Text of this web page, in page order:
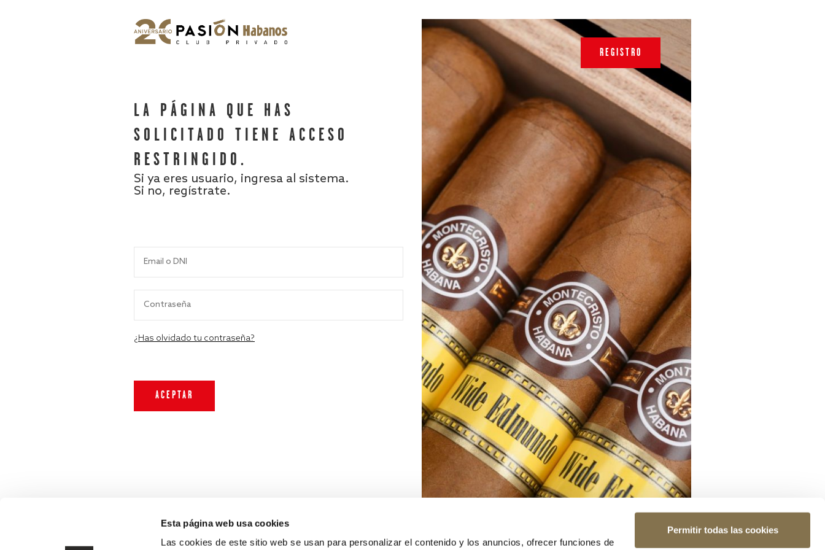
Esta página web usa cookies
Las cookies de este sitio web se usan para personalizar el contenido y los anuncios, ofrecer funciones de
Permitir todas las cookies
LA PÁGINA QUE HAS
SOLICITADO TIENE ACCESO
RESTRINGIDO.
Si ya eres usuario, ingresa al sistema.
Si no, regístrate.
¿Has olvidado tu contraseña?
REGISTRO